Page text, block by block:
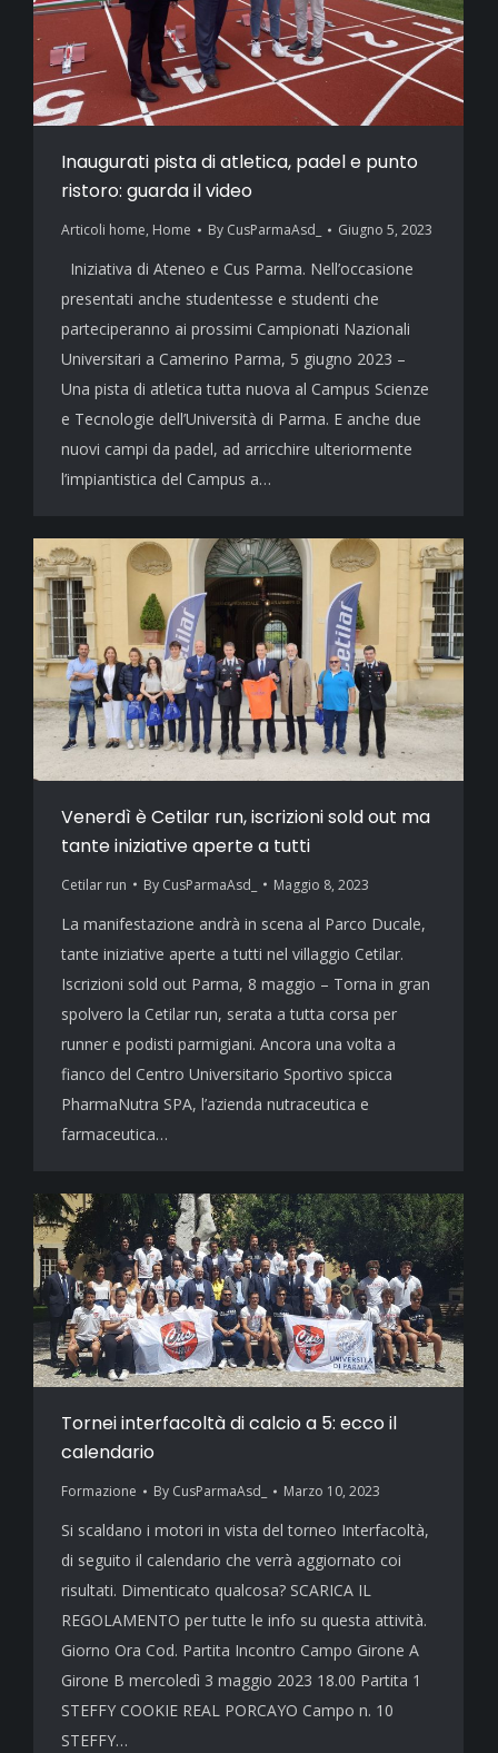
Inaugurati pista di atletica, padel e punto
ristoro: guarda il video
Articoli home, Home By CusParmaAsd_ Giugno 5, 2023
Iniziativa di Ateneo e Cus Parma. Nell’occasione
presentati anche studentesse e studenti che
parteciperanno ai prossimi Campionati Nazionali
Universitari a Camerino Parma, 5 giugno 2023 –
Una pista di atletica tutta nuova al Campus Scienze
e Tecnologie dell’Università di Parma. E anche due
nuovi campi da padel, ad arricchire ulteriormente
l’impiantistica del Campus a…
Venerdì è Cetilar run, iscrizioni sold out ma
tante iniziative aperte a tutti
Cetilar run By CusParmaAsd_ Maggio 8, 2023
La manifestazione andrà in scena al Parco Ducale,
tante iniziative aperte a tutti nel villaggio Cetilar.
Iscrizioni sold out Parma, 8 maggio – Torna in gran
spolvero la Cetilar run, serata a tutta corsa per
runner e podisti parmigiani. Ancora una volta a
fianco del Centro Universitario Sportivo spicca
PharmaNutra SPA, l’azienda nutraceutica e
farmaceutica…
Tornei interfacoltà di calcio a 5: ecco il
calendario
Formazione By CusParmaAsd_ Marzo 10, 2023
Si scaldano i motori in vista del torneo Interfacoltà,
di seguito il calendario che verrà aggiornato coi
risultati. Dimenticato qualcosa? SCARICA IL
REGOLAMENTO per tutte le info su questa attività.
Giorno Ora Cod. Partita Incontro Campo Girone A
Girone B mercoledì 3 maggio 2023 18.00 Partita 1
STEFFY COOKIE REAL PORCAYO Campo n. 10
STEFFY…